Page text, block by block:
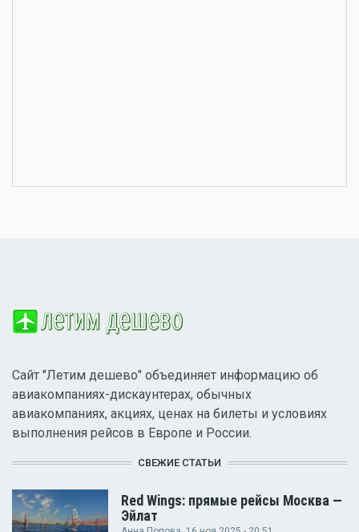
Сайт "Летим дешево" объединяет информацию об
авиакомпаниях-дискаунтерах, обычных
авиакомпаниях, акциях, ценах на билеты и условиях
выполнения рейсов в Европе и России.
СВЕЖИЕ СТАТЬИ
Red Wings: прямые рейсы Москва —
Эйлат